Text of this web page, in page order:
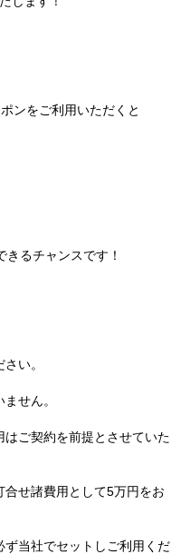
ンをご利用いただくと
るチャンスです！
い。
せん。
ご契約を前提とさせていた
せ諸費用として5万円をお
当社でセットしご利用くだ